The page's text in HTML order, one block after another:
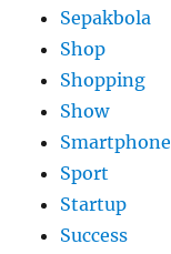
Sepakbola
Shop
Shopping
Show
Smartphone
Sport
Startup
Success